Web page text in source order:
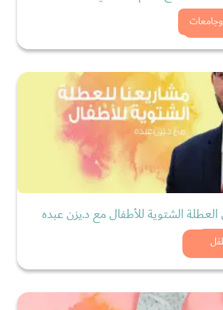
الشتوية للأطفال مع د.يزن عبده